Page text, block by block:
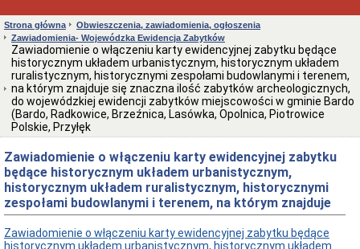
adresowe
Podstawy
prawne
działalności
Osoby
i
kompetencje
Przedmiot
działania
i
kompetencje
Sprawozdawczość
finansowa
Statystyki
Wojewódzka
Rada
Strona główna
Obwieszczenia, zawiadomienia, ogłoszenia
Zawiadomienia- Wojewódzka Ewidencja Zabytków
Zawiadomienie o włączeniu karty ewidencyjnej zabytku będące
historycznym układem urbanistycznym, historycznym układem
ruralistycznym, historycznymi zespołami budowlanymi i terenem,
na którym znajduje się znaczna ilość zabytków archeologicznych,
do wojewódzkiej ewidencji zabytków miejscowości w gminie Bardo
(Bardo, Radkowice, Brzeźnica, Lasówka, Opolnica, Piotrowice
Polskie, Przyłęk
Zawiadomienie o włączeniu karty ewidencyjnej zabytku
będące historycznym układem urbanistycznym,
historycznym układem ruralistycznym, historycznymi
zespołami budowlanymi i terenem, na którym znajduje
Zawiadomienie o włączeniu karty ewidencyjnej zabytku będące
historycznym układem urbanistycznym, historycznym układem